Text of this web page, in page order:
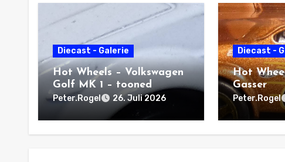
Diecast - Galerie
Hot Wheels – Volkswagen
Golf MK 1 – tooned
Peter.Rogel 26. Juli 2026
Diecast -
Hot
Gasser
Peter.Rogel